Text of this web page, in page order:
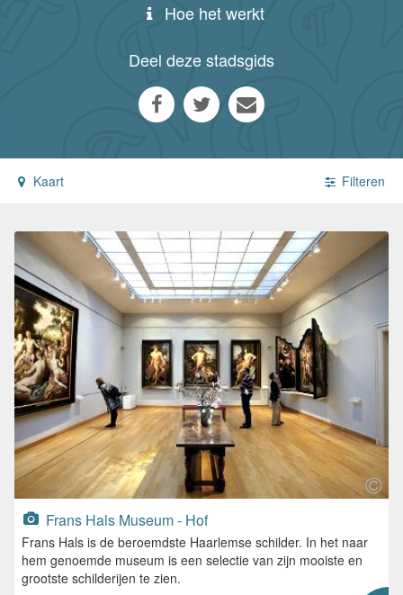
Hoe het werkt
Deel deze stadsgids
Kaart Filteren
Frans Hals Museum - Hof
Frans Hals is de beroemdste Haarlemse schilder. In het naar
hem genoemde museum is een selectie van zijn mooiste en
grootste schilderijen te zien.